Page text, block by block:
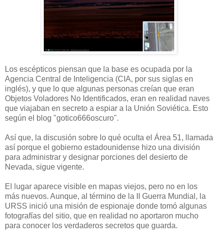
Los escépticos piensan que la base es ocupada por la
Agencia Central de Inteligencia (CIA, por sus siglas en
inglés), y que lo que algunas personas creían que eran
Objetos Voladores No Identificados, eran en realidad naves
que viajaban en secreto a espiar a la Unión Soviética. Esto
según el blog "gotico666oscuro".
Así que, la discusión sobre lo qué oculta el Área 51, llamada
así porque el gobierno estadounidense hizo una división
para administrar y designar porciones del desierto de
Nevada, sigue vigente.
El lugar aparece visible en mapas viejos, pero no en los
más nuevos. Aunque, al término de la II Guerra Mundial, la
URSS inició una misión de espionaje donde tomó algunas
fotografías del sitio, que en realidad no aportaron mucho
para conocer los verdaderos secretos que guarda.